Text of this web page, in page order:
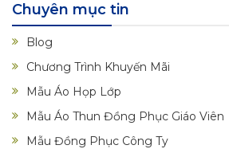
Chuyên mục tin
Blog
Chương Trình Khuyến Mãi
Mẫu Áo Họp Lớp
Mẫu Áo Thun Đồng Phục Giáo Viên
Mẫu Đồng Phục Công Ty